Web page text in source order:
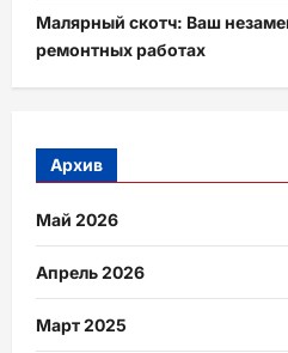
Малярный скотч: Ваш
ремонтных работах
Архив
Май 2026
Апрель 2026
Март 2025